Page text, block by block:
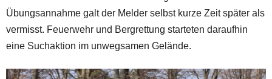
Übungsannahme galt der Melder selbst kurze Zeit später als
vermisst. Feuerwehr und Bergrettung starteten daraufhin
eine Suchaktion im unwegsamen Gelände.